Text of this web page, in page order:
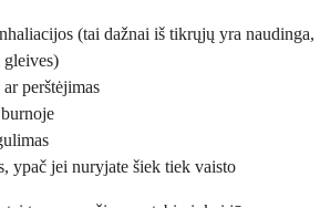
(tai dažnai iš tikrųjų yra naudinga,
gleives)
perštėjimas
ypač jei nuryjate šiek tiek vaisto